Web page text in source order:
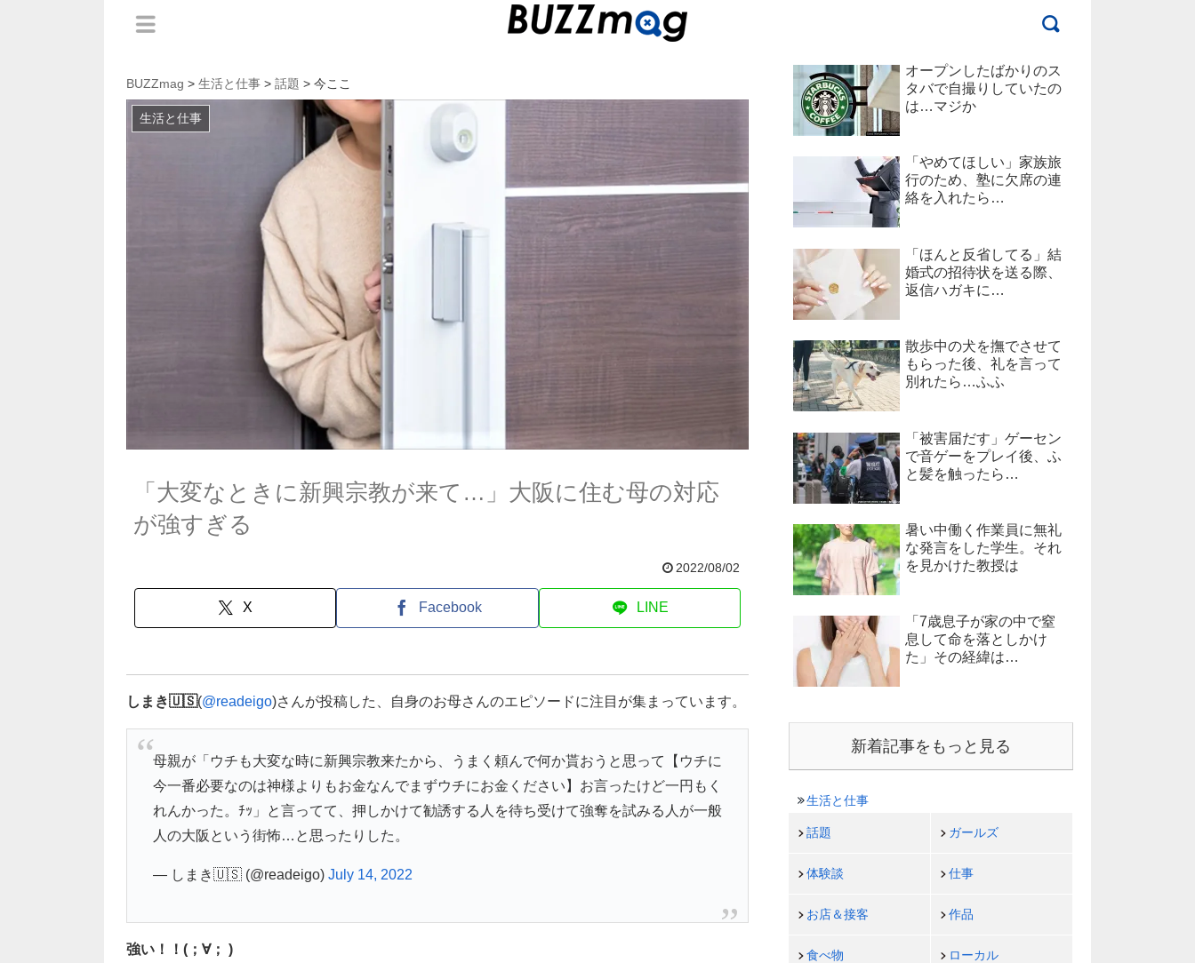
BUZZmag > 生活と仕事 > 話題 > 今ここ
生活と仕事
「大変なときに新興宗教が来て…」大阪に住む母の対応
が強すぎる
2022/08/02
X Facebook LINE
しまき🇺🇸(@readeigo)さんが投稿した、自身のお母さんのエピソードに注目が集まっています。
母親が「ウチも大変な時に新興宗教来たから、うまく頼んで何か貰おうと思って【ウチに
今一番必要なのは神様よりもお金なんでまずウチにお金ください】お言ったけど一円もく
れんかった。ﾁｯ」と言ってて、押しかけて勧誘する人を待ち受けて強奪を試みる人が一般
人の大阪という街怖…と思ったりした。
— しまき🇺🇸 (@readeigo) July 14, 2022
強い！！(；∀； )
オープンしたばかりのス
タバで自撮りしていたの
は…マジか
「やめてほしい」家族旅
行のため、塾に欠席の連
絡を入れたら…
「ほんと反省してる」結
婚式の招待状を送る際、
返信ハガキに…
散歩中の犬を撫でさせて
もらった後、礼を言って
別れたら…ふふ
「被害届だす」ゲーセン
で音ゲーをプレイ後、ふ
と髪を触ったら…
暑い中働く作業員に無礼
な発言をした学生。それ
を見かけた教授は
「7歳息子が家の中で窒
息して命を落としかけ
た」その経緯は…
新着記事をもっと見る
生活と仕事
話題 ガールズ
体験談 仕事
お店＆接客 作品
食べ物 ローカル